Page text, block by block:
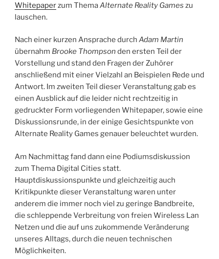
Whitepaperzum ThemaAlternate Reality Games zu
lauschen.
Nach einer kurzen Ansprache durch Adam Martin
übernahm Brooke Thompson den ersten Teil der
Vorstellung und stand den Fragen der Zuhörer
anschließend mit einer Vielzahl an Beispielen Rede und
Antwort. Im zweiten Teil dieser Veranstaltung gab es
einen Ausblick auf die leider nicht rechtzeitig in
gedruckter Form vorliegenden Whitepaper, sowie eine
Diskussionsrunde, in der einige Gesichtspunkte von
Alternate Reality Games genauer beleuchtet wurden.
Am Nachmittag fand dann eine Podiumsdiskussion
zum Thema Digital Cities statt.
Hauptdiskussionspunkte und gleichzeitig auch
Kritikpunkte dieser Veranstaltung waren unter
anderem die immer noch viel zu geringe Bandbreite,
die schleppende Verbreitung von freien Wireless Lan
Netzen und die auf uns zukommende Veränderung
unseres Alltags, durch die neuen technischen
Möglichkeiten.